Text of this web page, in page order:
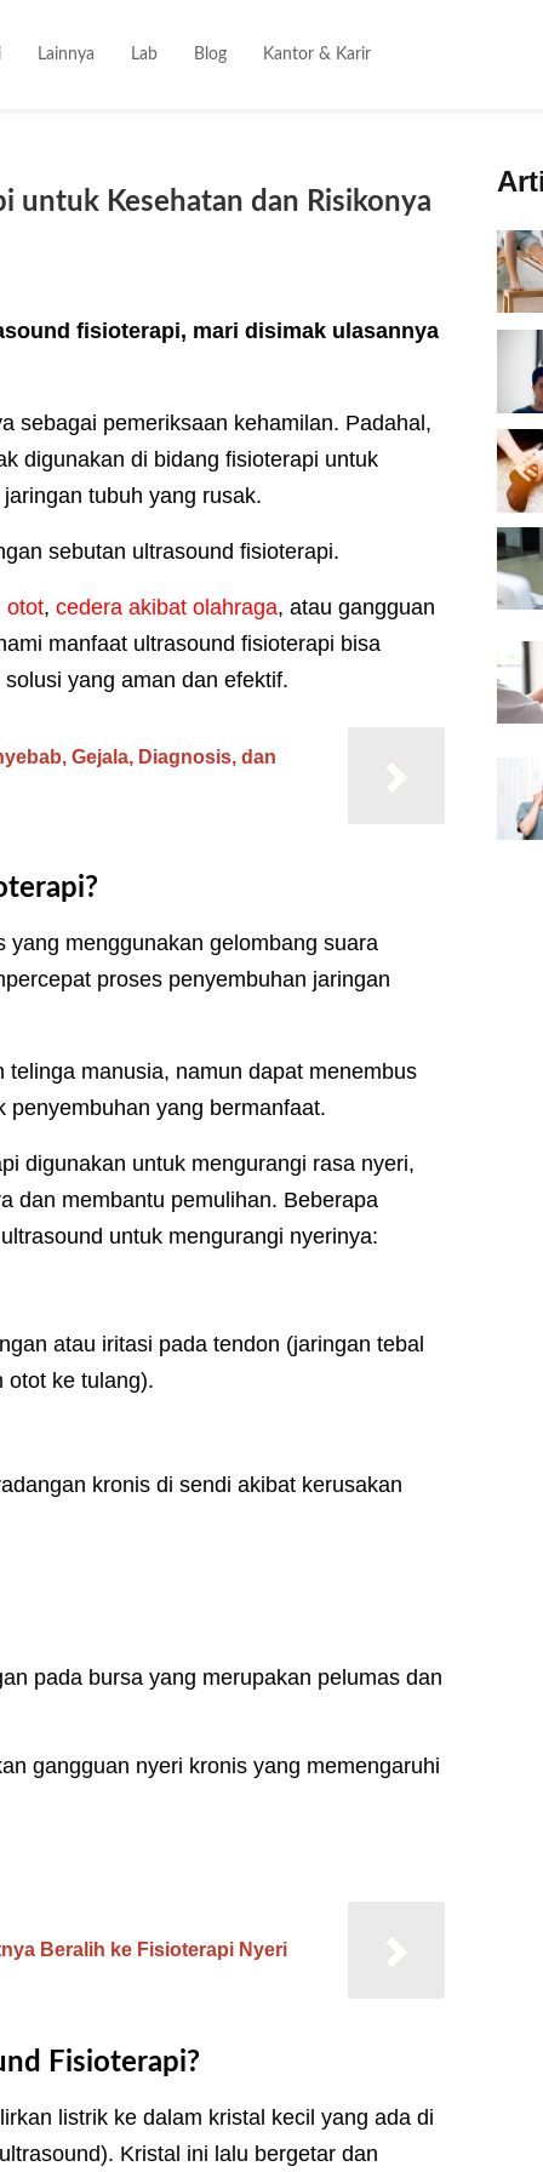
Lainnya Lab Blog Kantor & Karir
untuk Kesehatan dan Risikonya
fisioterapi, mari disimak ulasannya
sebagai pemeriksaan kehamilan. Padahal,
digunakan di bidang fisioterapi untuk
tubuh yang rusak.
sebutan ultrasound fisioterapi.
otot, cedera akibat olahraga, atau gangguan
manfaat ultrasound fisioterapi bisa
yang aman dan efektif.
Gejala, Diagnosis, dan
menggunakan gelombang suara
proses penyembuhan jaringan
manusia, namun dapat menembus
yang bermanfaat.
digunakan untuk mengurangi rasa nyeri,
dan membantu pemulihan. Beberapa
untuk mengurangi nyerinya:
atau iritasi pada tendon (jaringan tebal
otot ke tulang).
kronis di sendi akibat kerusakan
pada bursa yang merupakan pelumas dan
gangguan nyeri kronis yang memengaruhi
Beralih ke Fisioterapi Nyeri
Fisioterapi?
listrik ke dalam kristal kecil yang ada di
Kristal ini lalu bergetar dan